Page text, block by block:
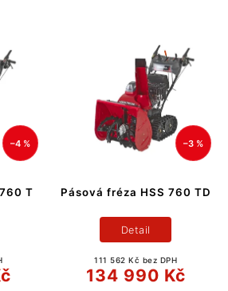
–4 %
T
–3 %
Pásová fréza HSS 760 TD
111 562 Kč bez DPH
134 990 Kč
Detail